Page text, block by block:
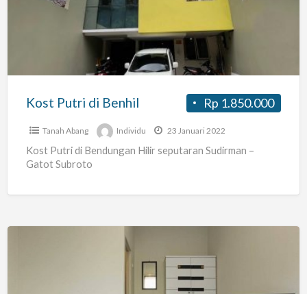
Rp 1.850.000
Kost Putri di Benhil
Tanah Abang Individu 23 Januari 2022
Kost Putri di Bendungan Hilir seputaran Sudirman –
Gatot Subroto